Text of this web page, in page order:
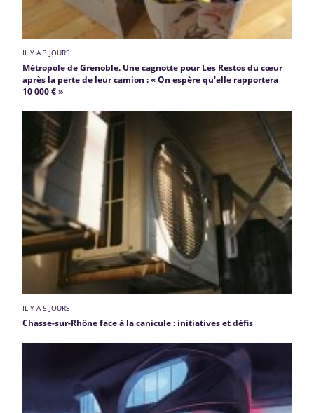
IL Y A 3 JOURS
Métropole de Grenoble. Une cagnotte pour Les Restos du cœur
après la perte de leur camion : « On espère qu'elle rapportera
10 000 € »
IL Y A 5 JOURS
Chasse-sur-Rhône face à la canicule : initiatives et défis